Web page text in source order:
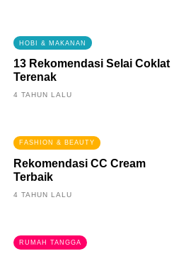
HOBI & MAKANAN
13 Rekomendasi Selai Coklat
Terenak
4 TAHUN LALU
FASHION & BEAUTY
Rekomendasi CC Cream
Terbaik
4 TAHUN LALU
RUMAH TANGGA